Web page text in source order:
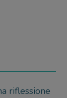
riflessione